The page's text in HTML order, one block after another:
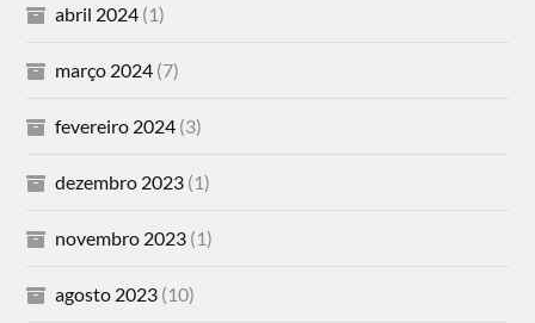
abril 2024 (1)
março 2024 (7)
fevereiro 2024 (3)
dezembro 2023 (1)
novembro 2023 (1)
agosto 2023 (10)